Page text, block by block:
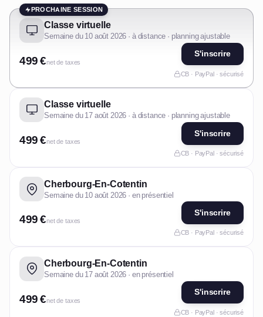
PROCHAINE SESSION
Classe virtuelle
Semaine du 10 août 2026 · à distance · planning ajustable
499 €net de taxes
S'inscrire
CB · PayPal · sécurisé
Classe virtuelle
Semaine du 17 août 2026 · à distance · planning ajustable
499 €net de taxes
S'inscrire
CB · PayPal · sécurisé
Cherbourg-En-Cotentin
Semaine du 10 août 2026 · en présentiel
499 €net de taxes
S'inscrire
CB · PayPal · sécurisé
Cherbourg-En-Cotentin
Semaine du 17 août 2026 · en présentiel
499 €net de taxes
S'inscrire
CB · PayPal · sécurisé